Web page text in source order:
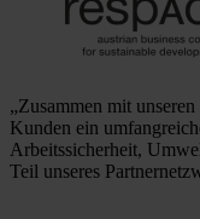
„Zusammen mit
Kunden ein
Arbeitssicherheit,
Teil unseres